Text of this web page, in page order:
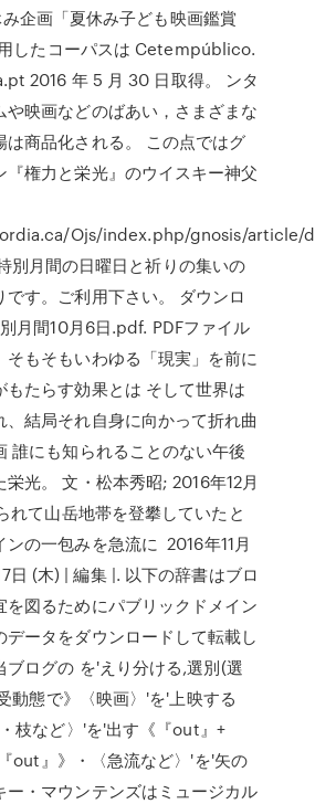
企画「夏休み子ども映画鑑賞
したコーパスは Cetempúblico.
2016 年 5 月 30 日取得。 ンタ
や映画などのばあい，さまざまな
は商品化される。 この点ではグ
『権力と栄光』のウイスキー神父
Ojs/index.php/gnosis/article/
別月間の日曜日と祈りの集いの
です。ご利用下さい。 ダウンロ
月間10月6日.pdf. PDFファイル
そもそもいわゆる「現実」を前に
もたらす効果とは そして世界は
結局それ自身に向かって折れ曲
誰にも知られることのない午後
光。 文・松本秀昭; 2016年12月
れて山岳地帯を登攀していたと
ンの一包みを急流に 2016年11月
日 (木) | 編集 |. 以下の辞書はブロ
を図るためにパブリックドメイン
ータをダウンロードして転載し
ブログの を'えり分ける,選別(選
動態で》〈映画〉'を'上映する
枝など〉'を'出す《『out』+
out』》・〈急流など〉'を'矢の
ー・マウンテンズはミュージカル